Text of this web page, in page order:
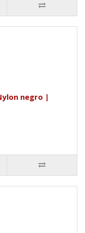
negro |